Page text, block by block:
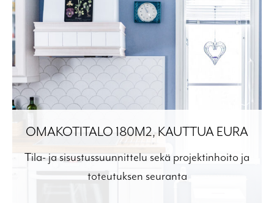
OMAKOTITALO 180M2, KAUTTUA EURA
Tila- ja sisustussuunnittelu sekä projektinhoito ja
toteutuksen seuranta